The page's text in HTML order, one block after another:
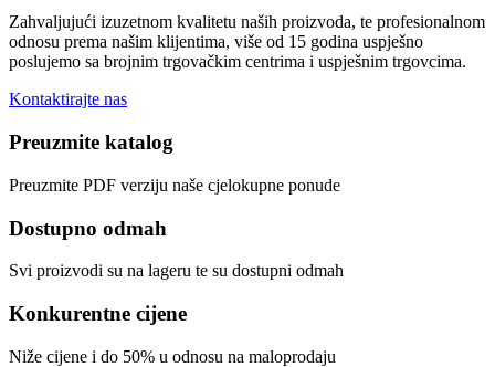
Zahvaljujući izuzetnom kvalitetu naših proizvoda, te profesionalnom
odnosu prema našim klijentima, više od 15 godina uspješno
poslujemo sa brojnim trgovačkim centrima i uspješnim trgovcima.
Kontaktirajte nas
Preuzmite katalog
Preuzmite PDF verziju naše cjelokupne ponude
Dostupno odmah
Svi proizvodi su na lageru te su dostupni odmah
Konkurentne cijene
Niže cijene i do 50% u odnosu na maloprodaju